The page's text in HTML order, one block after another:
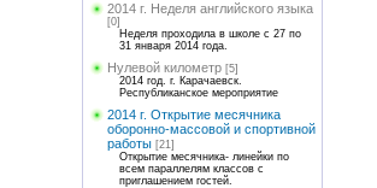
2014 г. Неделя английского языка
[0]
Неделя проходила в школе с 27 по
31 января 2014 года.
Нулевой километр [5]
2014 год. г. Карачаевск.
Республиканское мероприятие
2014 г. Открытие месячника
оборонно-массовой и спортивной
работы [21]
Открытие месячника- линейки по
всем параллелям классов с
приглашением гостей.